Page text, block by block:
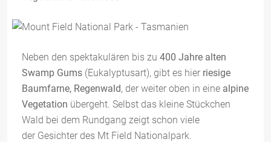
Neben den spektakulären bis zu 400 Jahre alten
Swamp Gums (Eukalyptusart), gibt es hier riesige
Baumfarne, Regenwald, der weiter oben in eine alpine
Vegetation übergeht. Selbst das kleine Stückchen
Wald bei dem Rundgang zeigt schon viele
der Gesichter des Mt Field Nationalpark.